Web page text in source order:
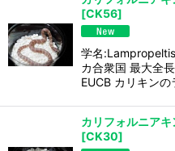
[CK56]
学名
カ合衆国 最大全
EUCB カリキン
カリフォルニア
[CK30]